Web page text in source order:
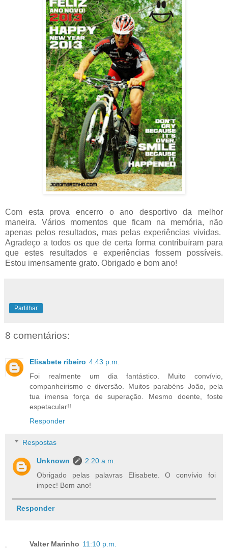
Com esta prova encerro o ano desportivo da melhor
maneira. Vários momentos que ficam na memória, não
apenas pelos resultados, mas pelas experiências vividas.
Agradeço a todos os que de certa forma contribuíram para
que estes resultados e experiências fossem possíveis.
Estou imensamente grato. Obrigado e bom ano!
Partilhar
8 comentários:
Elisabete ribeiro 4:43 p.m.
Foi realmente um dia fantástico. Muito convívio,
companheirismo e diversão. Muitos parabéns João, pela
tua imensa força de superação. Mesmo doente, foste
espetacular!!
Responder
Respostas
Unknown
2:20 a.m.
Obrigado pelas palavras Elisabete. O convívio foi
impec! Bom ano!
Responder
Valter Marinho 11:10 p.m.